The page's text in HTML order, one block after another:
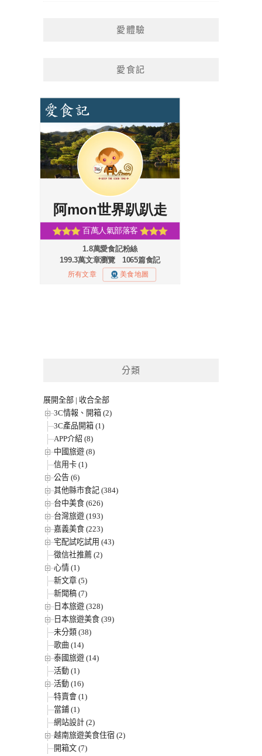
愛體驗
愛食記
分類
展開全部 | 收合全部
3C情報、開箱 (2)
3C產品開箱 (1)
APP介紹 (8)
中國旅遊 (8)
信用卡 (1)
公告 (6)
其他縣市食記 (384)
台中美食 (626)
台灣旅遊 (193)
嘉義美食 (223)
宅配試吃試用 (43)
徵信社推薦 (2)
心情 (1)
新文章 (5)
新聞稿 (7)
日本旅遊 (328)
日本旅遊美食 (39)
未分類 (38)
歌曲 (14)
泰國旅遊 (14)
活動 (1)
活動 (16)
特賣會 (1)
當鋪 (1)
網站設計 (2)
越南旅遊美食住宿 (2)
開箱文 (7)